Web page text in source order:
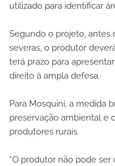
utilizado para identificar
Segundo o projeto, antes
severas, o produtor
terá prazo para
direito à ampla defesa.
Para Mosquini, a medida
preservação ambiental e
produtores rurais.
“O produtor não pode